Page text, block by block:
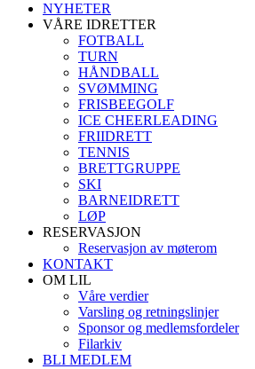
NYHETER
VÅRE IDRETTER
FOTBALL
TURN
HÅNDBALL
SVØMMING
FRISBEEGOLF
ICE CHEERLEADING
FRIIDRETT
TENNIS
BRETTGRUPPE
SKI
BARNEIDRETT
LØP
RESERVASJON
Reservasjon av møterom
KONTAKT
OM LIL
Våre verdier
Varsling og retningslinjer
Sponsor og medlemsfordeler
Filarkiv
BLI MEDLEM